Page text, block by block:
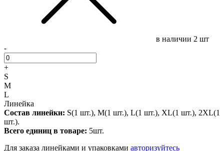
в наличии 2 шт
-
+
S
M
L
Линейка
Состав линейки: S(1 шт.), M(1 шт.), L(1 шт.), XL(1 шт.), 2XL(1
шт.).
Всего единиц в товаре: 5шт.
Для заказа линейками и упаковками авторизуйтесь